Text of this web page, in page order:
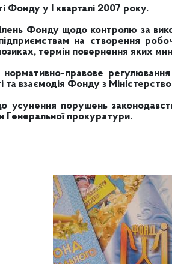
Фонду у І кварталі 2007 року.
Фонду щодо контролю за
на створення
термін повернення яких
нормативно-правове
та взаємодія Фонду з
порушень
Генеральної прокуратури.